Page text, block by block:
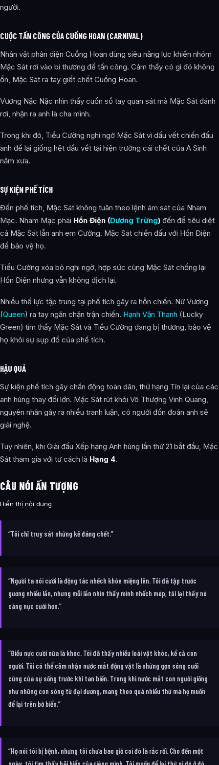
người.
CUỘC TẤN CÔNG CỦA CUỒNG HOAN (CARNIVAL)
Nhân vật phản diện Cuồng Hoan dùng siêu năng lực khiến nhóm
Mặc Sát rơi vào bi thương để tấn công. Cảm thấy có gì đó không
ổn, Mặc Sát ra tay giết chết Cuồng Hoan.
Vương Nặc Nặc nhìn thấy cuốn sổ tay quan sát mà Mặc Sát đánh
rơi, nhận ra anh là cha mình.
Trong khi đó, Tiểu Cường nghi ngờ Mặc Sát vì dấu vết chiến đấu
anh để lại giống hệt dấu vết tại hiện trường cái chết của A Sinh
năm xưa.
SỰ KIỆN PHẾ TÍCH
Đến phế tích, Mặc Sát không tuân theo lệnh ám sát của Nham
Mạc. Nham Mạc phái Hồn Điện (Dương Trừng) đến để tiêu diệt
cả Mặc Sát lẫn anh em Cường. Mặc Sát chiến đấu với Hồn Điện
để bảo vệ họ.
Tiểu Cường xóa bỏ nghi ngờ, hợp sức cùng Mặc Sát chống lại
Hồn Điện nhưng vẫn không địch lại.
Nhiều thế lực tập trung tại phế tích gây ra hỗn chiến. Nữ Vương
(Queen) ra tay ngăn chặn trận chiến. Hạnh Vận Thanh (Lucky
Green) tìm thấy Mặc Sát và Tiểu Cường đang bị thương, bảo vệ
họ khỏi sự sụp đổ của phế tích.
HẬU QUẢ
Sự kiện phế tích gây chấn động toàn dân, thứ hạng Tín lại của các
anh hùng thay đổi lớn. Mặc Sát rút khỏi Vô Thượng Vinh Quang,
nguyên nhân gây ra nhiều tranh luận, có người đồn đoán anh sẽ
giải nghệ.
Tuy nhiên, khi Giải đấu Xếp hạng Anh hùng lần thứ 21 bắt đầu, Mặc
Sát tham gia với tư cách là Hạng 4.
CÂU NÓI ẤN TƯỢNG
Hiển thị nội dung
“Tôi chỉ truy sát những kẻ đáng chết.”
“Người ta nói cười là động tác nhếch khóe miệng lên. Tôi đã tập trước
gương nhiều lần, nhưng mỗi lần nhìn thấy mình nhếch mép, tôi lại thấy nó
càng nực cười hơn.”
“Điều nực cười nữa là khóc. Tôi đã thấy nhiều loài vật khóc, kể cả con
người. Tôi có thể cảm nhận nước mắt động vật là những gợn sóng cuối
cùng của sự sống trước khi tan biến. Trong khi nước mắt con người giống
như những con sóng từ đại dương, mang theo quá nhiều thứ mà họ muốn
để lại trên bờ biển.”
“Họ nói tôi bị bệnh, nhưng tôi chưa bao giờ coi đó là rắc rối. Cho đến một